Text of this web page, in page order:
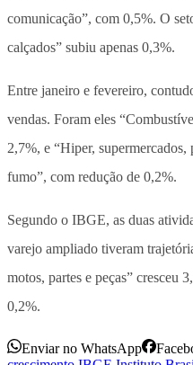
comunicação”, com 0,5%. O
calçados” subiu apenas 0,3%.
Entre janeiro e fevereiro,
vendas. Foram eles
2,7%, e “Hiper,
fumo”, com redução de 0,2%.
Segundo o IBGE, as duas
varejo ampliado tiveram
motos, partes e peças” cresceu
0,2%.
Enviar no WhatsApp